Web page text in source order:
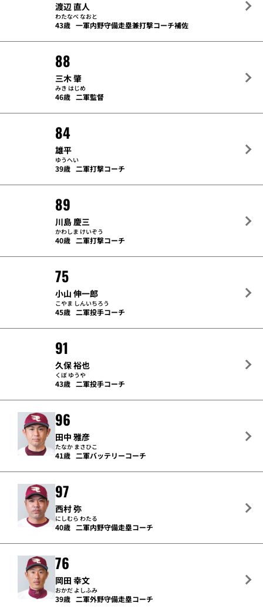
渡辺 直人
わたなべ なおと
43歳 一軍内野守備走塁兼打撃コーチ補佐
88
三木 肇
みき はじめ
46歳 二軍監督
84
雄平
ゆうへい
39歳 二軍打撃コーチ
89
川島 慶三
かわしま けいぞう
40歳 二軍打撃コーチ
75
小山 伸一郎
こやま しんいちろう
45歳 二軍投手コーチ
91
久保 裕也
くぼ ゆうや
43歳 二軍投手コーチ
96
田中 雅彦
たなか まさひこ
41歳 二軍バッテリーコーチ
97
西村 弥
にしむら わたる
40歳 二軍内野守備走塁コーチ
76
岡田 幸文
おかだ よしふみ
39歳 二軍外野守備走塁コーチ